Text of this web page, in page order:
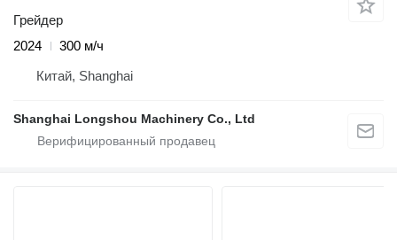
Грейдер
2024
300 м/ч
Китай, Shanghai
Shanghai Longshou Machinery Co., Ltd